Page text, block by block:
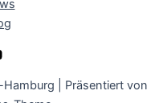
| Präsentiert von